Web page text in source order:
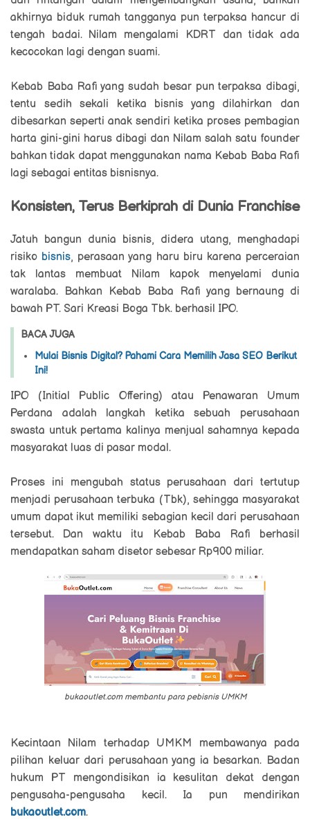
akhirnya biduk rumah tangganya pun terpaksa hancur di
tengah badai. Nilam mengalami KDRT dan tidak ada
kecocokan lagi dengan suami.
Kebab Baba Rafi yang sudah besar pun terpaksa dibagi,
tentu sedih sekali ketika bisnis yang dilahirkan dan
dibesarkan seperti anak sendiri ketika proses pembagian
harta gini-gini harus dibagi dan Nilam salah satu founder
bahkan tidak dapat menggunakan nama Kebab Baba Rafi
lagi sebagai entitas bisnisnya.
Konsisten, Terus Berkiprah di Dunia Franchise
Jatuh bangun dunia bisnis, didera utang, menghadapi
risiko bisnis, perasaan yang haru biru karena perceraian
tak lantas membuat Nilam kapok menyelami dunia
waralaba. Bahkan Kebab Baba Rafi yang bernaung di
bawah PT. Sari Kreasi Boga Tbk. berhasil IPO.
BACA JUGA
Mulai Bisnis Digital? Pahami Cara Memilih Jasa SEO Berikut
Ini!
IPO (Initial Public Offering) atau Penawaran Umum
Perdana adalah langkah ketika sebuah perusahaan
swasta untuk pertama kalinya menjual sahamnya kepada
masyarakat luas di pasar modal.
Proses ini mengubah status perusahaan dari tertutup
menjadi perusahaan terbuka (Tbk), sehingga masyarakat
umum dapat ikut memiliki sebagian kecil dari perusahaan
tersebut. Dan waktu itu Kebab Baba Rafi berhasil
mendapatkan saham disetor sebesar Rp900 miliar.
bukaoutlet.com membantu para pebisnis UMKM
Kecintaan Nilam terhadap UMKM membawanya pada
pilihan keluar dari perusahaan yang ia besarkan. Badan
hukum PT mengondisikan ia kesulitan dekat dengan
pengusaha-pengusaha kecil. Ia pun mendirikan
bukaoutlet.com.